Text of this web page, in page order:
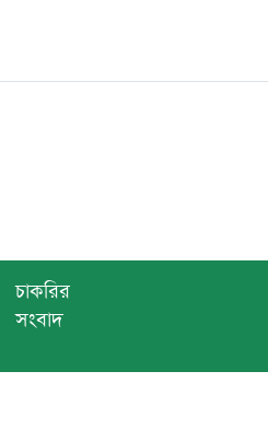
চাকরির
সংবাদ